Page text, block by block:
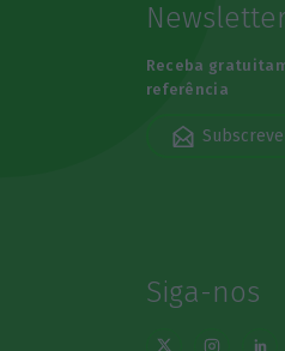
Receba
referência
Siga-nos